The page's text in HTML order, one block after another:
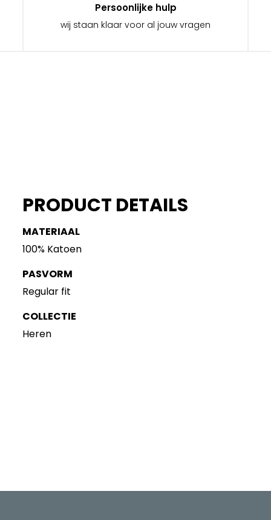
Persoonlijke hulp
wij staan klaar voor al jouw vragen
PRODUCT DETAILS
MATERIAAL
100% Katoen
PASVORM
Regular fit
COLLECTIE
Heren